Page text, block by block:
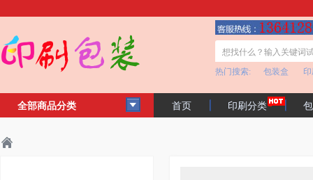
热门搜索: 包装盒
全部商品分类 首页 印刷分类